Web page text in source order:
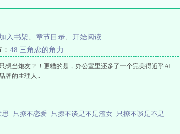
加入书架 章节目录
开始阅读
48 三角恋的角力
想当炮友？！更糟的是，办公室里还多了一个完美得近乎AI
牌的主理人..
思 只撩不恋爱 只撩不谈是不是渣女
只撩不谈是不是